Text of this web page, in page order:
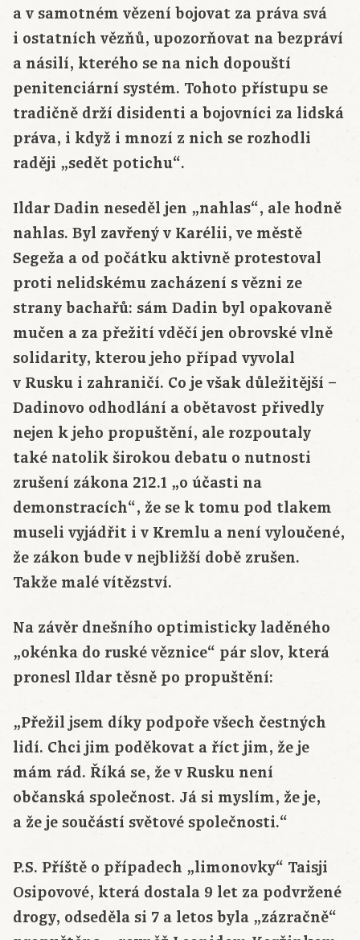
a v samotném vězení bojovat za práva svá
i ostatních vězňů, upozorňovat na bezpráví
a násilí, kterého se na nich dopouští
penitenciární systém. Tohoto přístupu se
tradičně drží disidenti a bojovníci za lidská
práva, i když i mnozí z nich se rozhodli
raději „sedět potichu“.
Ildar Dadin neseděl jen „nahlas“, ale hodně
nahlas. Byl zavřený v Karélii, ve městě
Segeža a od počátku aktivně protestoval
proti nelidskému zacházení s vězni ze
strany bachařů: sám Dadin byl opakovaně
mučen a za přežití vděčí jen obrovské vlně
solidarity, kterou jeho případ vyvolal
v Rusku i zahraničí. Co je však důležitější –
Dadinovo odhodlání a obětavost přivedly
nejen k jeho propuštění, ale rozpoutaly
také natolik širokou debatu o nutnosti
zrušení zákona 212.1 „o účasti na
demonstracích“, že se k tomu pod tlakem
museli vyjádřit i v Kremlu a není vyloučené,
že zákon bude v nejbližší době zrušen.
Takže malé vítězství.
Na závěr dnešního optimisticky laděného
„okénka do ruské věznice“ pár slov, která
pronesl Ildar těsně po propuštění:
„Přežil jsem díky podpoře všech čestných
lidí. Chci jim poděkovat a říct jim, že je
mám rád. Říká se, že v Rusku není
občanská společnost. Já si myslím, že je,
a že je součástí světové společnosti.“
P.S. Příště o případech „limonovky“ Taisji
Osipovové, která dostala 9 let za podvržené
drogy, odseděla si 7 a letos byla „zázračně“